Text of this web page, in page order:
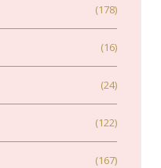
(178)
(16)
(24)
(122)
(167)